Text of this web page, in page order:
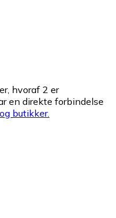
hvoraf 2 er
en direkte forbindelse
butikker.